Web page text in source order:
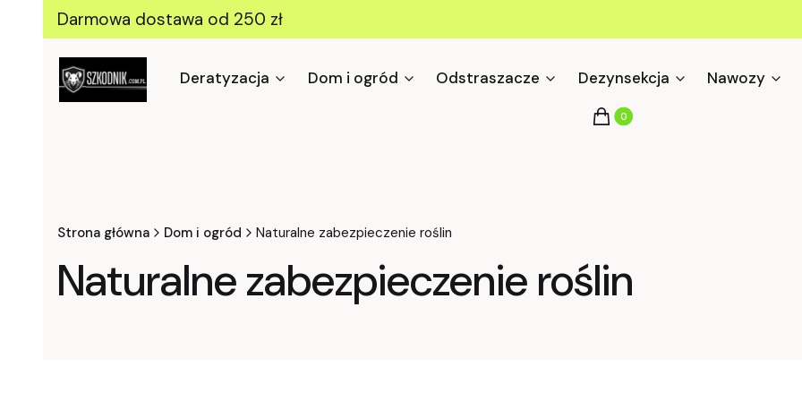
Darmowa dostawa od 250 zł
Deratyzacja Dom i ogród Odstraszacze Dezynsekcja Nawozy
Produkty w koszyku: 0. Zobacz
Koszyk
Strona główna Dom i ogród Naturalne zabezpieczenie roślin
Naturalne zabezpieczenie roślin